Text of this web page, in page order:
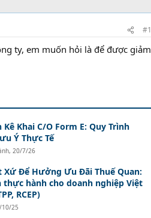
#1
ty, em muốn hỏi là để được giảm
Khai C/O Form E: Quy Trình
Ý Thực Tế
, 20/7/26
Xứ Để Hưởng Ưu Đãi Thuế Quan:
thực hành cho doanh nghiệp Việt
RCEP)
10/25